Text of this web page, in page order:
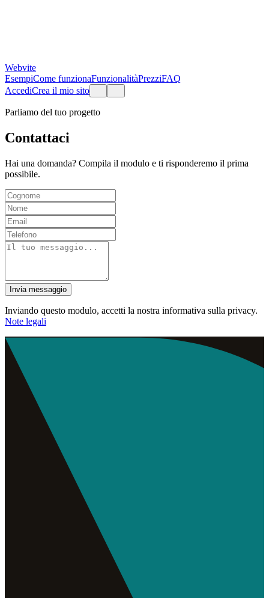
Webvite
EsempiCome funzionaFunzionalitàPrezziFAQ
AccediCrea il mio sito
Parliamo del tuo progetto
Contattaci
Hai una domanda? Compila il modulo e ti risponderemo il prima
possibile.
Invia messaggio
Inviando questo modulo, accetti la nostra informativa sulla privacy.
Note legali